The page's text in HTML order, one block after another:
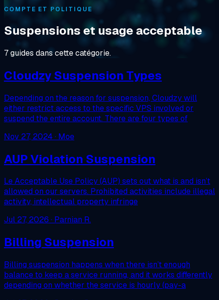
COMPTE ET POLITIQUE
Suspensions et usage acceptable
7 guides dans cette catégorie.
Cloudzy Suspension Types
Depending on the reason for suspension, Cloudzy will
either restrict access to the specific VPS involved or
suspend the entire account. There are four types of
Nov 27, 2024 · Moe
AUP Violation Suspension
Le Acceptable Use Policy (AUP) sets out what is and isn’t
allowed on our servers. Prohibited activities include illegal
activity, intellectual property infringe
Jul 27, 2026 · Parnian R.
Billing Suspension
Billing suspension happens when there isn’t enough
balance to keep a service running, and it works differently
depending on whether the service is hourly (pay-a